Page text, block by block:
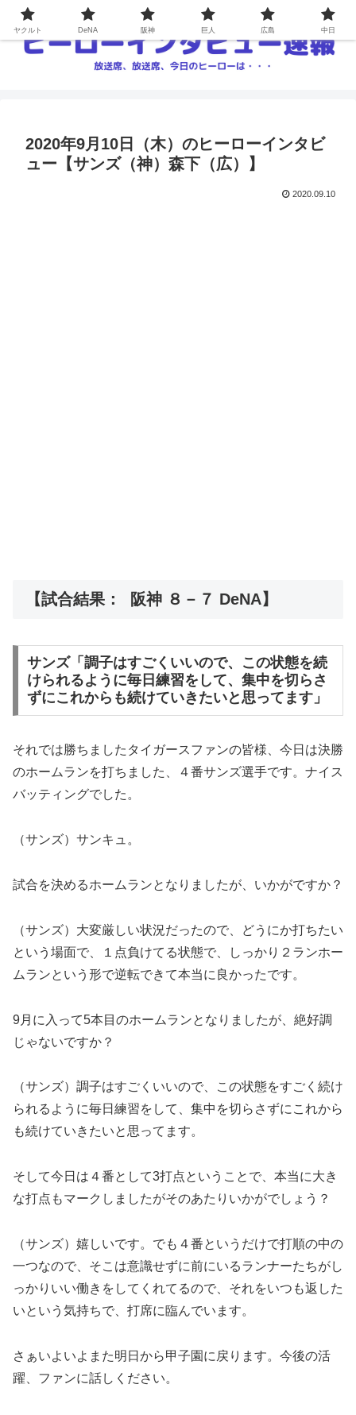
2020年9月10日（木）のヒーローインタビ
ュー【サンズ（神）森下（広）】
2020.09.10
【試合結果： 阪神 ８－７ DeNA】
サンズ「調子はすごくいいので、この状態を続
けられるように毎日練習をして、集中を切らさ
ずにこれからも続けていきたいと思ってます」
それでは勝ちましたタイガースファンの皆様、今日は決勝
のホームランを打ちました、４番サンズ選手です。ナイス
バッティングでした。
（サンズ）サンキュ。
試合を決めるホームランとなりましたが、いかがですか？
（サンズ）大変厳しい状況だったので、どうにか打ちたい
という場面で、１点負けてる状態で、しっかり２ランホー
ムランという形で逆転できて本当に良かったです。
9月に入って5本目のホームランとなりましたが、絶好調
じゃないですか？
（サンズ）調子はすごくいいので、この状態をすごく続け
られるように毎日練習をして、集中を切らさずにこれから
も続けていきたいと思ってます。
そして今日は４番として3打点ということで、本当に大き
な打点もマークしましたがそのあたりいかがでしょう？
（サンズ）嬉しいです。でも４番というだけで打順の中の
一つなので、そこは意識せずに前にいるランナーたちがし
っかりいい働きをしてくれてるので、それをいつも返した
いという気持ちで、打席に臨んでいます。
さぁいよいよまた明日から甲子園に戻ります。今後の活
躍、ファンに話しください。
ヤクルト DeNA 阪神 巨人 広島 中日